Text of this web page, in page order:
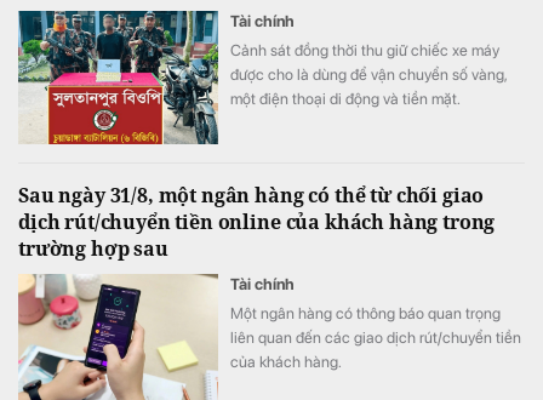
Tài chính
Cảnh sát đồng thời thu giữ chiếc xe máy
được cho là dùng để vận chuyển số vàng,
một điện thoại di động và tiền mặt.
Sau ngày 31/8, một ngân hàng có thể từ chối giao
dịch rút/chuyển tiền online của khách hàng trong
trường hợp sau
Tài chính
Một ngân hàng có thông báo quan trọng
liên quan đến các giao dịch rút/chuyển tiền
của khách hàng.